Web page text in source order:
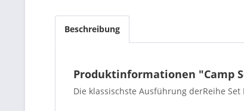
Beschreibung
Produktinformationen "Camp
Die klassischste Ausführung derReihe